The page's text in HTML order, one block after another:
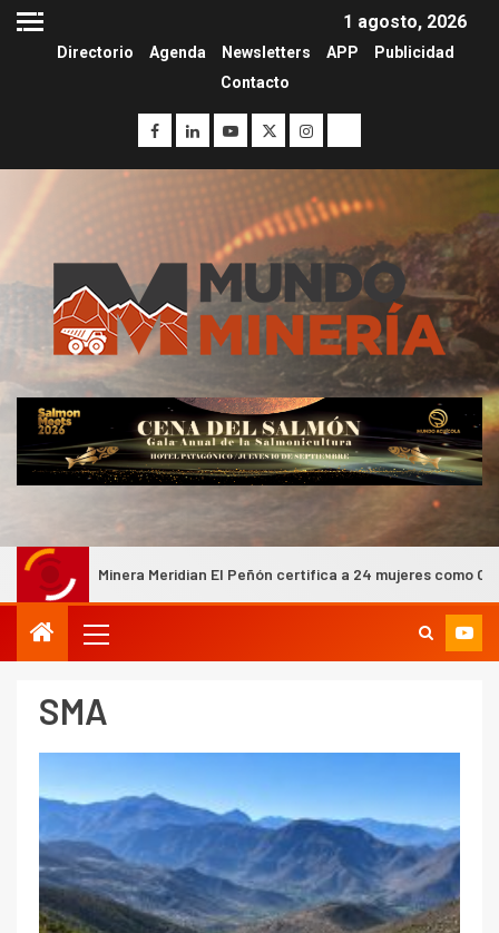
1 agosto, 2026
Directorio Agenda Newsletters APP
Publicidad
Contacto
Meridian El Peñón certifica a 24 mujeres como Operadoras de Martillo
SMA